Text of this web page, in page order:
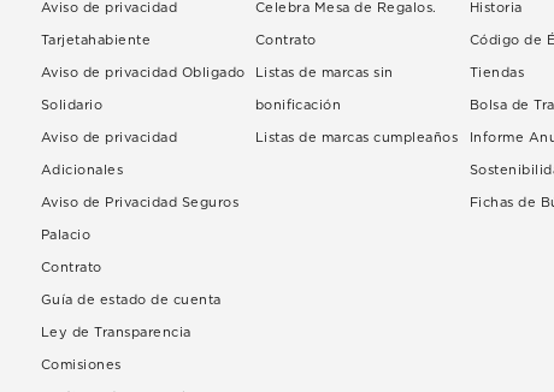
Aviso de privacidad
Tarjetahabiente
Aviso de privacidad Obligado
Solidario
Aviso de privacidad
Adicionales
Aviso de Privacidad Seguros
Palacio
Contrato
Guía de estado de cuenta
Ley de Transparencia
Comisiones
Celebra Mesa de Regalos.
Contrato
Listas de marcas sin
bonificación
Listas de marcas cumpleaños
Historia
Código de
Tiendas
Bolsa de
Informe
Fichas de